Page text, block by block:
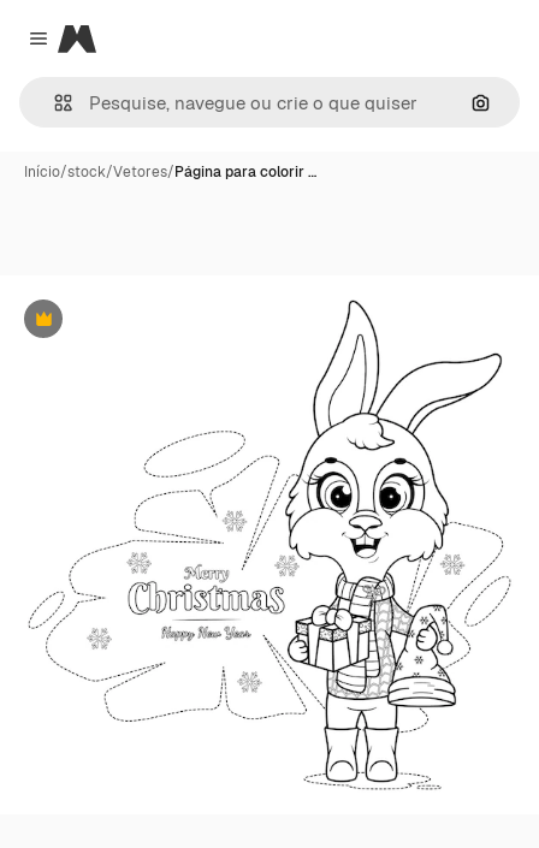
Close menu
Magnific
Início/stock/Vetores/Página para colorir …
Premium